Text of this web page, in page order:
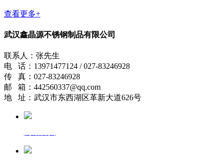
查看更多+
武汉鑫晶源不锈钢制品有限公司
联系人：张先生
电 话：13971477124 / 027-83246928
传 真：027-83246928
邮 箱：442560337@qq.com
地 址：武汉市东西湖区革新大道626号